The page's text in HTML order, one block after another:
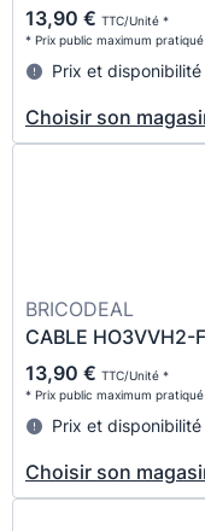
13,90 € TTC/Unité *
* Prix public maximum pratiqué
Prix et
Choisir son
BRICODEAL
CABLE HO3VVH2-
13,90 € TTC/Unité *
* Prix public maximum pratiqué
Prix et
Choisir son